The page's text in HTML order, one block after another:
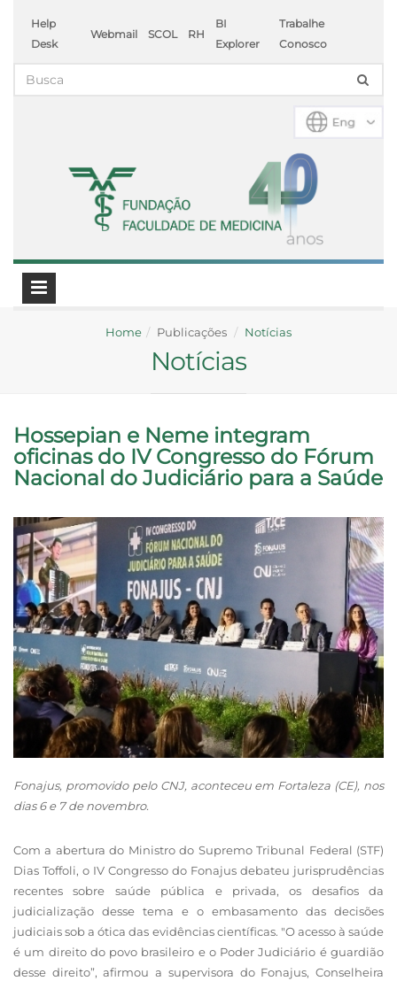
Help
Desk
Webmail SCOL RH
BI
Explorer
Trabalhe
Conosco
Home Publicações Notícias
Notícias
Hossepian e Neme integram
oficinas do IV Congresso do Fórum
Nacional do Judiciário para a Saúde
Fonajus, promovido pelo CNJ, aconteceu em Fortaleza (CE), nos
dias 6 e 7 de novembro.
Com a abertura do Ministro do Supremo Tribunal Federal (STF)
Dias Toffoli, o IV Congresso do Fonajus debateu jurisprudências
recentes sobre saúde pública e privada, os desafios da
judicialização desse tema e o embasamento das decisões
judiciais sob a ótica das evidências científicas. "O acesso à saúde
é um direito do povo brasileiro e o Poder Judiciário é guardião
desse direito”, afirmou a supervisora do Fonajus, Conselheira